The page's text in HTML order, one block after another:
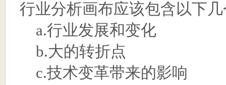
行业分析画布应该包含以下
a.行业发展和变化
b.大的转折点
c.技术变革带来的影响